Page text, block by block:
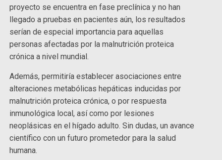
proyecto se encuentra en fase preclínica y no han
llegado a pruebas en pacientes aún, los resultados
serían de especial importancia para aquellas
personas afectadas por la malnutrición proteica
crónica a nivel mundial.
Además, permitiría establecer asociaciones entre
alteraciones metabólicas hepáticas inducidas por
malnutrición proteica crónica, o por respuesta
inmunológica local, así como por lesiones
neoplásicas en el hígado adulto. Sin dudas, un avance
científico con un futuro prometedor para la salud
humana.